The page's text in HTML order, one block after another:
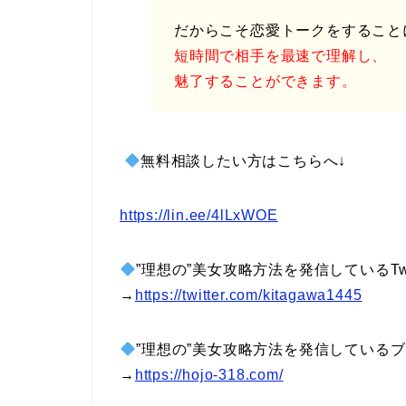
だからこそ恋愛トークをすること
短時間で相手を最速で理解し、
魅了することができます。
無料相談したい方はこちらへ↓
https://lin.ee/4lLxWOE
”理想の”美女攻略方法を発信している
→ https://twitter.com/kitagawa1445
”理想の”美女攻略方法を発信している
→ https://hojo-318.com/